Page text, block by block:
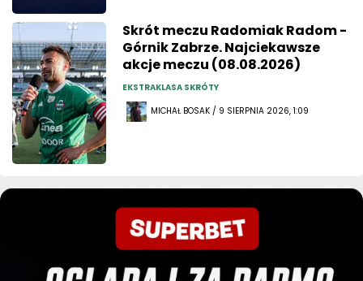
Skrót meczu Radomiak Radom -
Górnik Zabrze. Najciekawsze
akcje meczu (08.08.2026)
EKSTRAKLASA SKRÓTY
MICHAŁ BOSAK / 9 SIERPNIA 2026, 1:09